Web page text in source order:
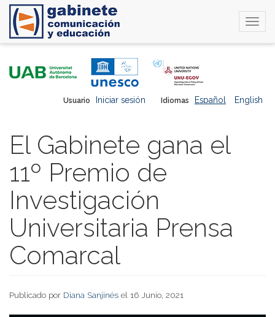
Idiomas Español English
Usuario Iniciar sesión
El Gabinete gana el
11º Premio de
Investigación
Universitaria Prensa
Comarcal
Publicado por Diana Sanjinés el 16 Junio, 2021